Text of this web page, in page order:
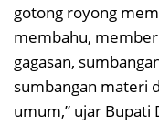
gotong royong
membahu,
gagasan,
sumbangan materi
umum,” ujar Bupati